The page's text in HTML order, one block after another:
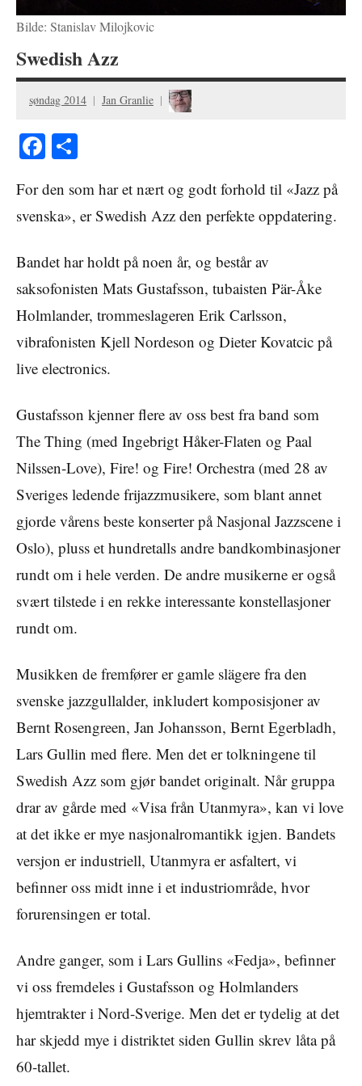
Bilde: Stanislav Milojkovic
Swedish Azz
søndag 2014 Jan Granlie
Facebook
For den som har et nært og godt forhold til «Jazz på
svenska», er Swedish Azz den perfekte oppdatering.
Bandet har holdt på noen år, og består av
saksofonisten Mats Gustafsson, tubaisten Pär-Åke
Holmlander, trommeslageren Erik Carlsson,
vibrafonisten Kjell Nordeson og Dieter Kovatcic på
live electronics.
Gustafsson kjenner flere av oss best fra band som
The Thing (med Ingebrigt Håker-Flaten og Paal
Nilssen-Love), Fire! og Fire! Orchestra (med 28 av
Sveriges ledende frijazzmusikere, som blant annet
gjorde vårens beste konserter på Nasjonal Jazzscene i
Oslo), pluss et hundretalls andre bandkombinasjoner
rundt om i hele verden. De andre musikerne er også
svært tilstede i en rekke interessante konstellasjoner
rundt om.
Musikken de fremfører er gamle slägere fra den
svenske jazzgullalder, inkludert komposisjoner av
Bernt Rosengreen, Jan Johansson, Bernt Egerbladh,
Lars Gullin med flere. Men det er tolkningene til
Swedish Azz som gjør bandet originalt. Når gruppa
drar av gårde med «Visa från Utanmyra», kan vi love
at det ikke er mye nasjonalromantikk igjen. Bandets
versjon er industriell, Utanmyra er asfaltert, vi
befinner oss midt inne i et industriområde, hvor
forurensingen er total.
Andre ganger, som i Lars Gullins «Fedja», befinner
vi oss fremdeles i Gustafsson og Holmlanders
hjemtrakter i Nord-Sverige. Men det er tydelig at det
har skjedd mye i distriktet siden Gullin skrev låta på
60-tallet.